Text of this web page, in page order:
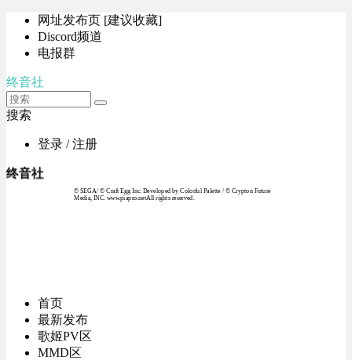
网址发布页 [建议收藏]
Discord频道
电报群
终音社
搜索
登录 / 注册
终音社
© SEGA / © Craft Egg Inc. Developed by Colorful Palette / © Crypton Future
Media, INC. www.piapro.netAll rights reserved.
首页
最新发布
歌姬PV区
MMD区